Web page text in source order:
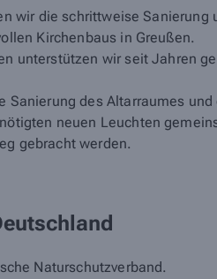
wir die schrittweise Sanierung
Kirchenbaus in Greußen.
unterstützen wir seit Jahren
Sanierung des Altarraumes und
neuen Leuchten
gebracht werden.
Naturschutzverband.